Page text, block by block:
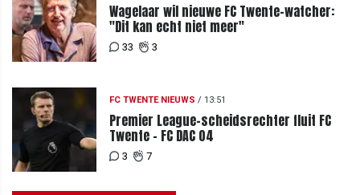
Wagelaar wil nieuwe FC Twente-watcher:
"Dit kan echt niet meer"
33 3
FC TWENTE NIEUWS / 13:51
Premier League-scheidsrechter fluit FC
Twente - FC DAC 04
3 7